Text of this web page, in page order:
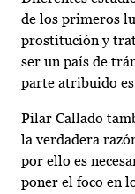
de los primeros
prostitución y
ser un país de
parte atribuido
Pilar Callado
la verdadera
por ello es
poner el foco en